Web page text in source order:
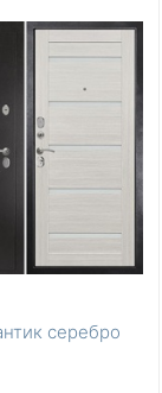
серебро